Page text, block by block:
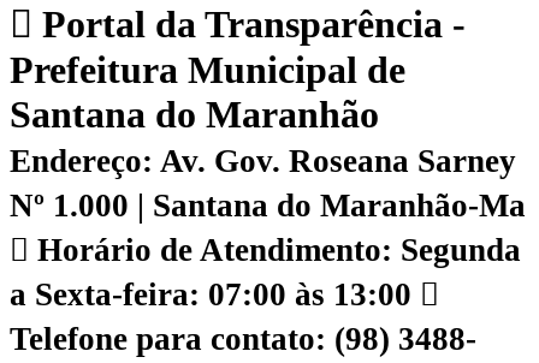
Portal da Transparência -
Prefeitura Municipal de
Santana do Maranhão
Endereço: Av. Gov. Roseana Sarney
Nº 1.000 | Santana do Maranhão-Ma
Horário de Atendimento: Segunda
a Sexta-feira: 07:00 às 13:00
Telefone para contato: (98) 3488-